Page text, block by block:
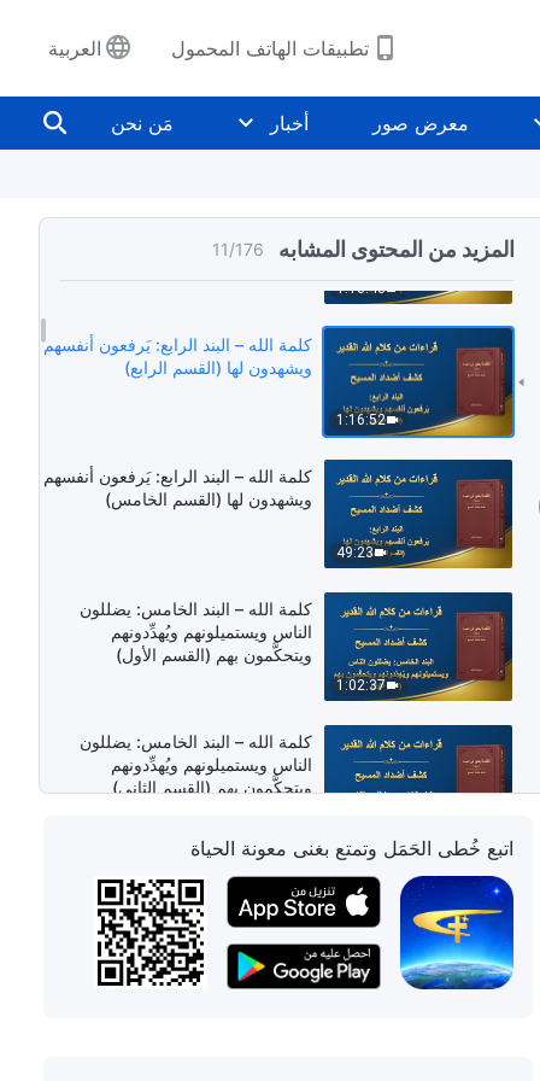
تطبيقات الهاتف المحمول العربية
معرض صور أخبار مَن نحن
المزيد من المحتوى المشابه 11/176
1:08:09
ويشهدون لها (القسم الثاني)
1:13:43
ويشهدون لها (القسم الثالث)
1:16:52
كلمة الله – البند الرابع: يَرفعون أنفسهم
ويشهدون لها (القسم الرابع)
49:23
كلمة الله – البند الرابع: يَرفعون أنفسهم
ويشهدون لها (القسم الخامس)
1:02:37
كلمة الله – البند الخامس: يضللون
الناس ويستميلونهم ويُهدِّدونهم
ويتحكَّمون بهم (القسم الأول)
كلمة الله – البند الخامس: يضللون
الناس ويستميلونهم ويُهدِّدونهم
ويتحكَّمون بهم (القسم الثاني)
1:15:06
كلمة الله – البند الخامس: يضللون
الناس ويستميلونهم ويُهدِّدونهم
ويتحكَّمون بهم (القسم الثالث)
اتبع خُطى الحَمَل وتمتع بغنى معونة الحياة